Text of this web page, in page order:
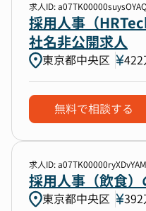
求人ID:
採用人事（
社名非公開求人
東京都中央区 422
無料で相談する
求人ID: a07TK00000ryXDvYAM
採用人事（飲食
東京都中央区 392